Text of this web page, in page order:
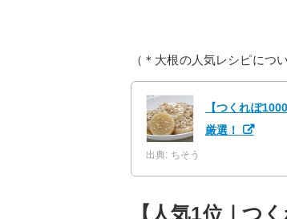
（＊大根の人気レシピにつ
【つくれぽ
厳選！
出典: ちそう
【人気1位｜つ